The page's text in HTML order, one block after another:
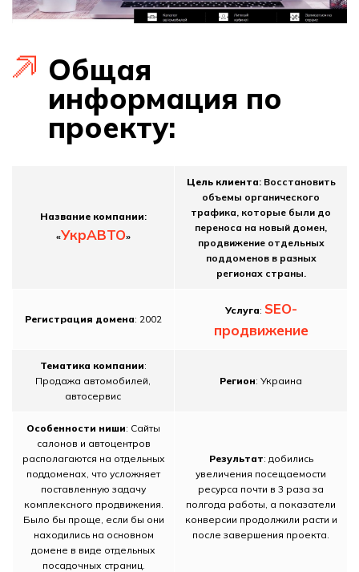
Общая
информация по
проекту:
Название компании:
«УкрАВТО»
Цель клиента: Восстановить
объемы органического
трафика, которые были до
переноса на новый домен,
продвижение отдельных
поддоменов в разных
регионах страны.
Регистрация домена: 2002
Услуга: SEO-
продвижение
Тематика компании:
Продажа автомобилей,
автосервис
Регион: Украина
Особенности ниши: Сайты
салонов и автоцентров
располагаются на отдельных
поддоменах, что усложняет
поставленную задачу
комплексного продвижения.
Было бы проще, если бы они
находились на основном
домене в виде отдельных
посадочных страниц.
Результат: добились
увеличения посещаемости
ресурса почти в 3 раза за
полгода работы, а показатели
конверсии продолжили расти и
после завершения проекта.